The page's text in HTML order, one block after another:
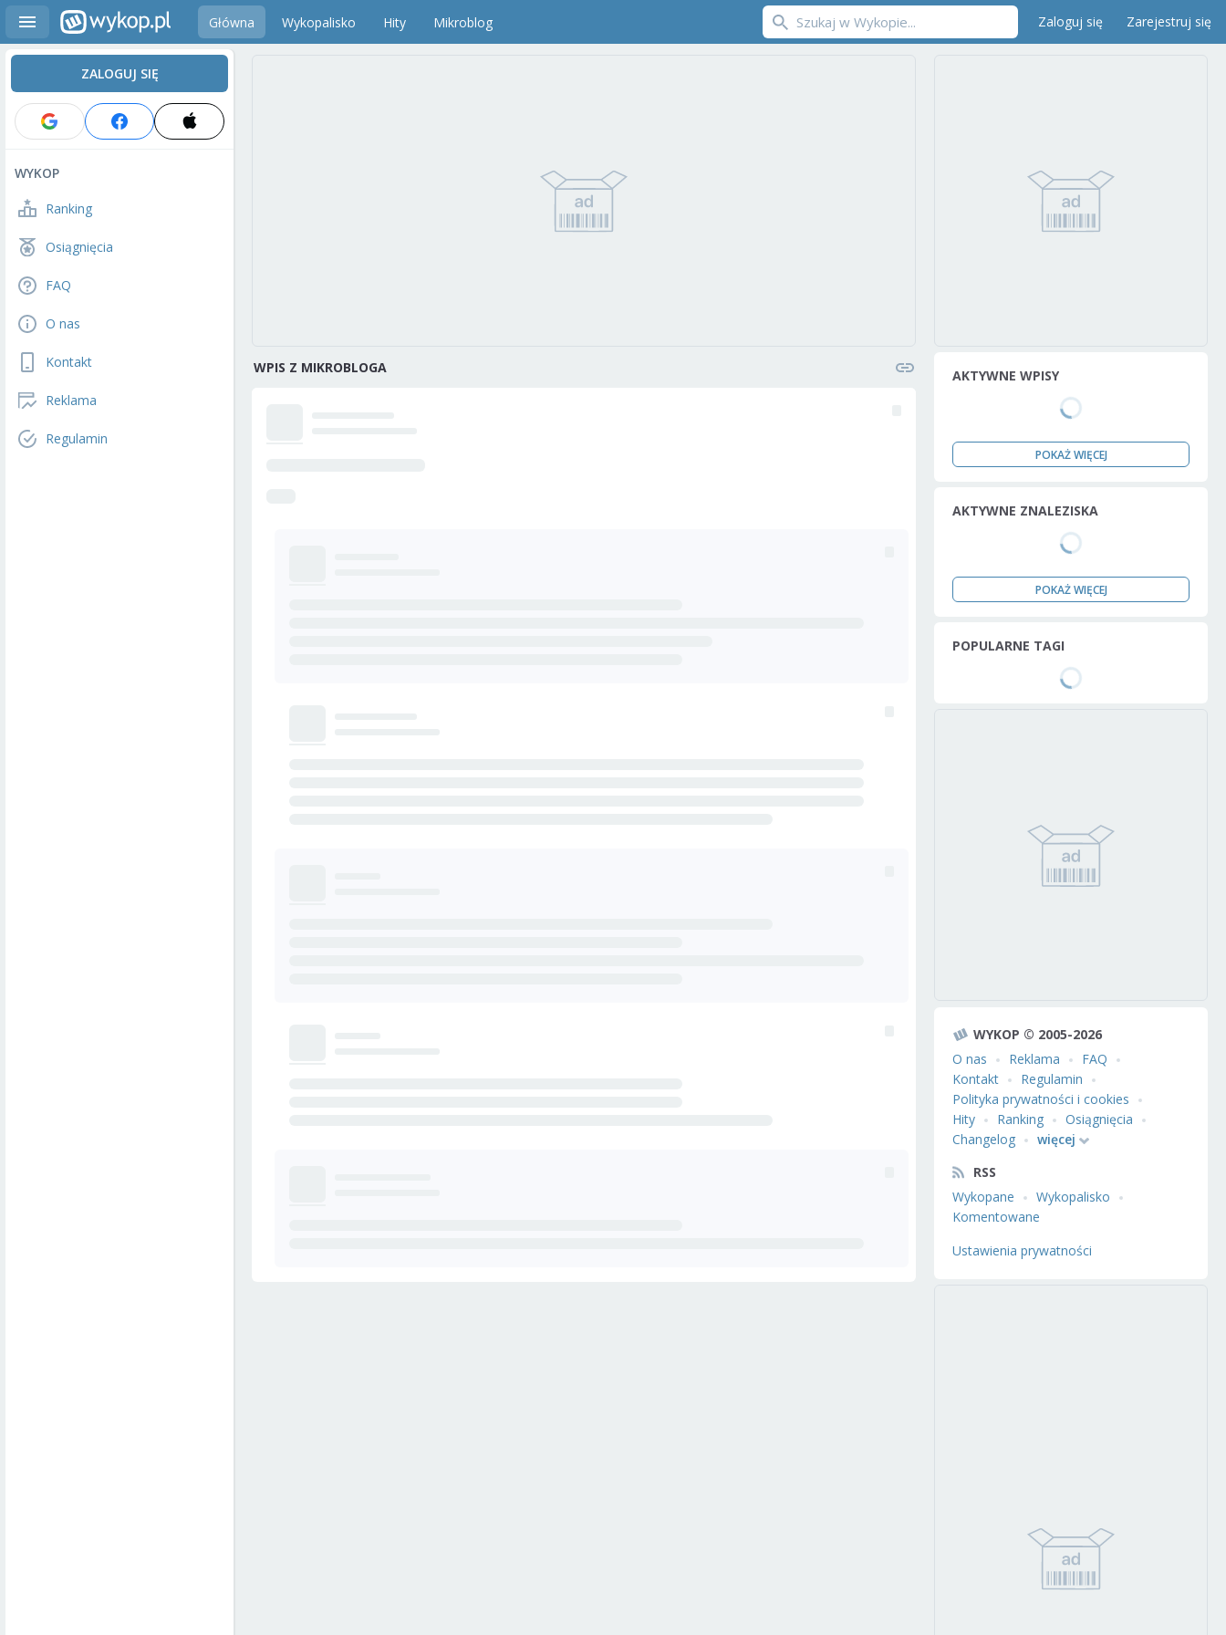
Główna Wykopalisko Hity Mikroblog Zaloguj się Zarejestruj się
ZALOGUJ SIĘ
WYKOP
Ranking
Osiągnięcia
FAQ
O nas
Kontakt
Reklama
Regulamin
WPIS Z MIKROBLOGA AKTYWNE WPISY
POKAŻ WIĘCEJ
AKTYWNE ZNALEZISKA
POKAŻ WIĘCEJ
POPULARNE TAGI
WYKOP © 2005-2026
O nas
Reklama
FAQ
Kontakt
Regulamin
Polityka prywatności i cookies
Hity
Ranking
Osiągnięcia
Changelog
więcej
RSS
Wykopane
Wykopalisko
Komentowane
Ustawienia prywatności